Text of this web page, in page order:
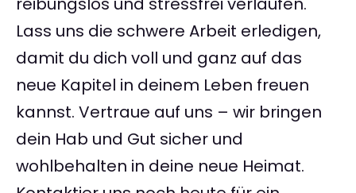
Lass uns die schwere Arbeit erledigen,
damit du dich voll und ganz auf das
neue Kapitel in deinem Leben freuen
kannst. Vertraue auf uns – wir bringen
dein Hab und Gut sicher und
wohlbehalten in deine neue Heimat.